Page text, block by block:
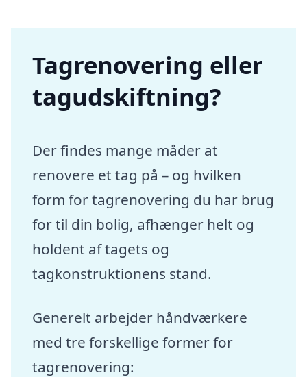
Tagrenovering eller
tagudskiftning?
Der findes mange måder at
renovere et tag på – og hvilken
form for tagrenovering du har brug
for til din bolig, afhænger helt og
holdent af tagets og
tagkonstruktionens stand.
Generelt arbejder håndværkere
med tre forskellige former for
tagrenovering: